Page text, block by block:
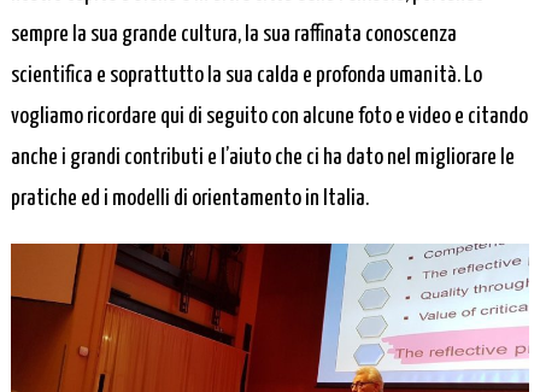
sempre la sua grande cultura, la sua raffinata conoscenza
scientifica e soprattutto la sua calda e profonda umanità. Lo
vogliamo ricordare qui di seguito con alcune foto e video e citando
anche i grandi contributi e l’aiuto che ci ha dato nel migliorare le
pratiche ed i modelli di orientamento in Italia.